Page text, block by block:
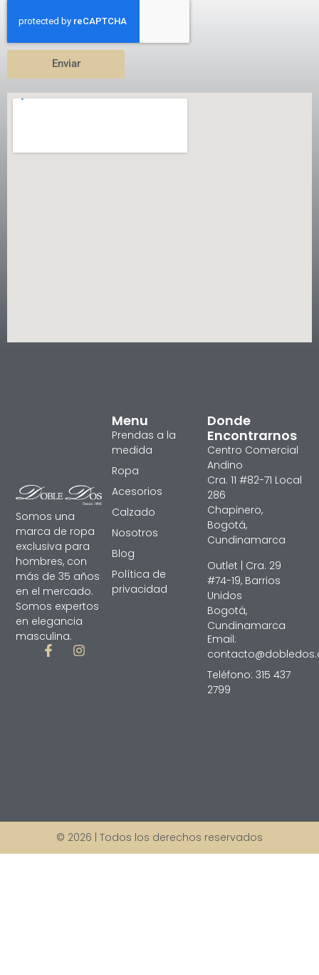
Enviar
Somos una
marca de ropa
exclusiva para
hombres, con
más de 35 años
en el mercado.
Somos expertos
en elegancia
masculina.
Menu
Prendas a la
medida
Ropa
Acesorios
Calzado
Nosotros
Blog
Política de
privacidad
Donde
Encontrarnos
Centro Comercial
Andino
Cra. 11 #82-71 Local
286
Chapinero,
Bogotá,
Cundinamarca
Outlet | Cra. 29
#74-19, Barrios
Unidos
Bogotá,
Cundinamarca
Email:
Teléfono: 315 437
2799
© 2026 | Todos los derechos reservados